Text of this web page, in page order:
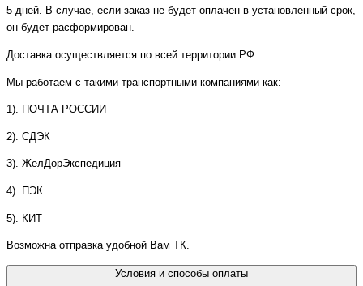
5 дней. В случае, если заказ не будет оплачен в установленный срок,
он будет расформирован.
Доставка осуществляется по всей территории РФ.
Мы работаем с такими транспортными компаниями как:
1). ПОЧТА РОССИИ
2). СДЭК
3). ЖелДорЭкспедиция
4). ПЭК
5). КИТ
Возможна отправка удобной Вам ТК.
Условия и способы оплаты